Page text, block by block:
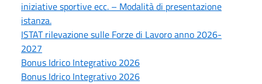
iniziative sportive ecc. – Modalità di presentazione
istanza.
ISTAT rilevazione sulle Forze di Lavoro anno 2026-
2027
Bonus Idrico Integrativo 2026
Bonus Idrico Integrativo 2026